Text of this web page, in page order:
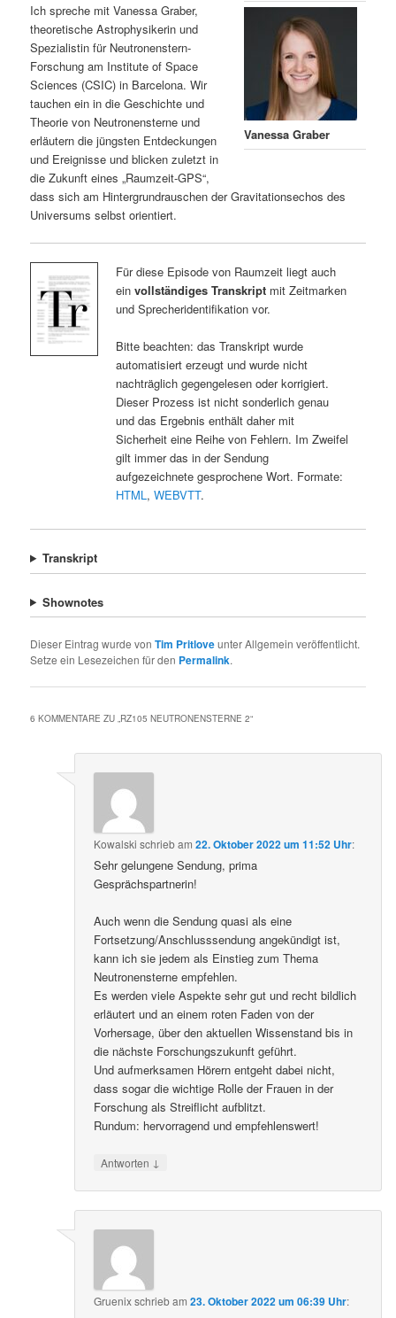
n
g
e
Vanessa Graber
Ich spreche mit Vanessa Graber,
theoretische Astrophysikerin und
Spezialistin für Neutronenstern-
Forschung am Institute of Space
Sciences (CSIC) in Barcelona. Wir
tauchen ein in die Geschichte und
Theorie von Neutronensterne und
erläutern die jüngsten Entdeckungen
und Ereignisse und blicken zuletzt in
die Zukunft eines „Raumzeit-GPS“,
dass sich am Hintergrundrauschen der Gravitationsechos des
Universums selbst orientiert.
Für diese Episode von Raumzeit liegt auch
ein vollständiges Transkriptmit Zeitmarken
und Sprecheridentifikation vor.
Bitte beachten: das Transkript wurde
automatisiert erzeugt und wurde nicht
nachträglich gegengelesen oder korrigiert.
Dieser Prozess ist nicht sonderlich genau
und das Ergebnis enthält daher mit
Sicherheit eine Reihe von Fehlern. Im Zweifel
gilt immer das in der Sendung
aufgezeichnete gesprochene Wort. Formate:
HTML, WEBVTT.
Transkript
Shownotes
Dieser Eintrag wurde vonTim Pritloveunter Allgemein veröffentlicht.
Setze ein Lesezeichen für den Permalink.
6 KOMMENTARE ZU „ RZ105 NEUTRONENSTERNE 2“
Kowalski schriebam22. Oktober 2022 um 11:52 Uhr:
Sehr gelungene Sendung, prima
Gesprächspartnerin!
Auch wenn die Sendung quasi als eine
Fortsetzung/Anschlusssendung angekündigt ist,
kann ich sie jedem als Einstieg zum Thema
Neutronensterne empfehlen.
Es werden viele Aspekte sehr gut und recht bildlich
erläutert und an einem roten Faden von der
Vorhersage, über den aktuellen Wissenstand bis in
die nächste Forschungszukunft geführt.
Und aufmerksamen Hörern entgeht dabei nicht,
dass sogar die wichtige Rolle der Frauen in der
Forschung als Streiflicht aufblitzt.
Rundum: hervorragend und empfehlenswert!
Antworten ↓
Gruenixschriebam23. Oktober 2022 um 06:39 Uhr: